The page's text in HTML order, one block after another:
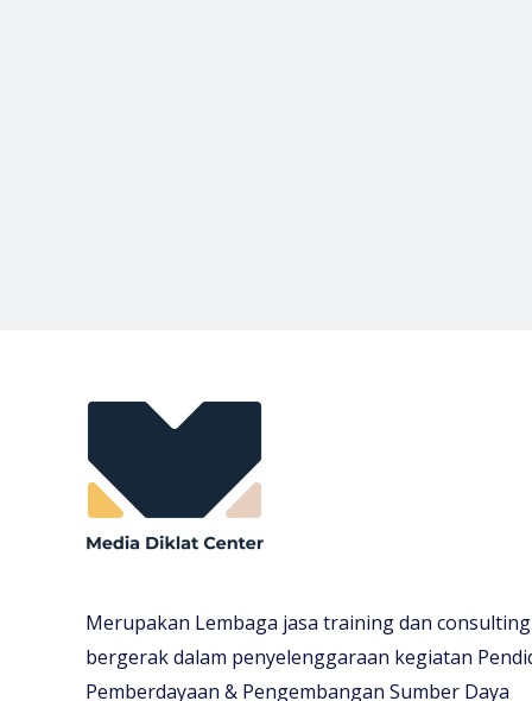
Merupakan Lembaga jasa training dan
bergerak dalam penyelenggaraan kegiatan
Pemberdayaan & Pengembangan Sumber Daya